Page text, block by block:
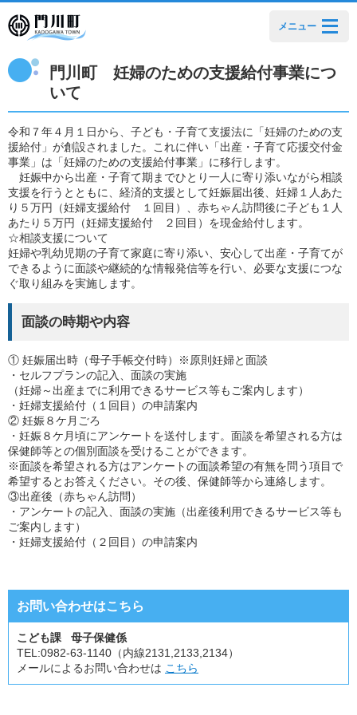
メニュー
門川町 妊婦のための支援給付事業につ
いて
令和７年４月１日から、子ども・子育て支援法に「妊婦のための支
援給付」が創設されました。これに伴い「出産・子育て応援交付金
事業」は「妊婦のための支援給付事業」に移行します。
妊娠中から出産・子育て期までひとり一人に寄り添いながら相談
支援を行うとともに、経済的支援として妊娠届出後、妊婦１人あた
り５万円（妊婦支援給付 １回目）、赤ちゃん訪問後に子ども１人
あたり５万円（妊婦支援給付 ２回目）を現金給付します。
☆相談支援について
妊婦や乳幼児期の子育て家庭に寄り添い、安心して出産・子育てが
できるように面談や継続的な情報発信等を行い、必要な支援につな
ぐ取り組みを実施します。
面談の時期や内容
① 妊娠届出時（母子手帳交付時）※原則妊婦と面談
・セルフプランの記入、面談の実施
（妊婦～出産までに利用できるサービス等もご案内します）
・妊婦支援給付（１回目）の申請案内
② 妊娠８ケ月ごろ
・妊娠８ケ月頃にアンケートを送付します。面談を希望される方は
保健師等との個別面談を受けることができます。
※面談を希望される方はアンケートの面談希望の有無を問う項目で
希望するとお答えください。その後、保健師等から連絡します。
③出産後（赤ちゃん訪問）
・アンケートの記入、面談の実施（出産後利用できるサービス等も
ご案内します）
・妊婦支援給付（２回目）の申請案内
お問い合わせはこちら
こども課 母子保健係
TEL:0982-63-1140（内線2131,2133,2134）
メールによるお問い合わせは こちら